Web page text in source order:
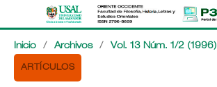
Inicio / Archivos / Vol. 13 Núm. 1/2 (1996)
ARTÍCULOS